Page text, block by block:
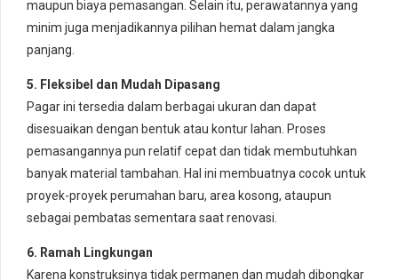
maupun biaya pemasangan. Selain itu, perawatannya yang
minim juga menjadikannya pilihan hemat dalam jangka
panjang.
5. Fleksibel dan Mudah Dipasang
Pagar ini tersedia dalam berbagai ukuran dan dapat
disesuaikan dengan bentuk atau kontur lahan. Proses
pemasangannya pun relatif cepat dan tidak membutuhkan
banyak material tambahan. Hal ini membuatnya cocok untuk
proyek-proyek perumahan baru, area kosong, ataupun
sebagai pembatas sementara saat renovasi.
6. Ramah Lingkungan
Karena konstruksinya tidak permanen dan mudah dibongkar